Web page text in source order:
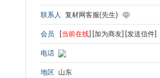
联系人 复材网客服(先生)
会员 [当前在线 [加为商友] [发送信件]
电话
地区 山东